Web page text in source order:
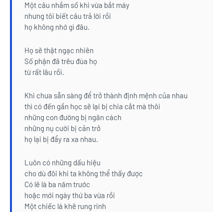
Một câu nhầm số khi vừa bắt máy
nhưng tôi biết câu trả lời rồi
họ không nhớ gì đâu.
Họ sẽ thật ngạc nhiên
Số phận đã trêu đùa họ
từ rất lâu rồi.
Khi chưa sẵn sàng để trở thành định mệnh của nhau
thì có đến gần học sẽ lại bị chia cắt mà thôi
những con đường bị ngăn cách
những nụ cười bị cản trở
họ lại bị đẩy ra xa nhau.
Luôn có những dấu hiệu
cho dù đôi khi ta không thể thấy được
Có lẽ là ba năm trước
hoặc mới ngày thứ ba vừa rồi
Một chiếc lá khẽ rung rinh